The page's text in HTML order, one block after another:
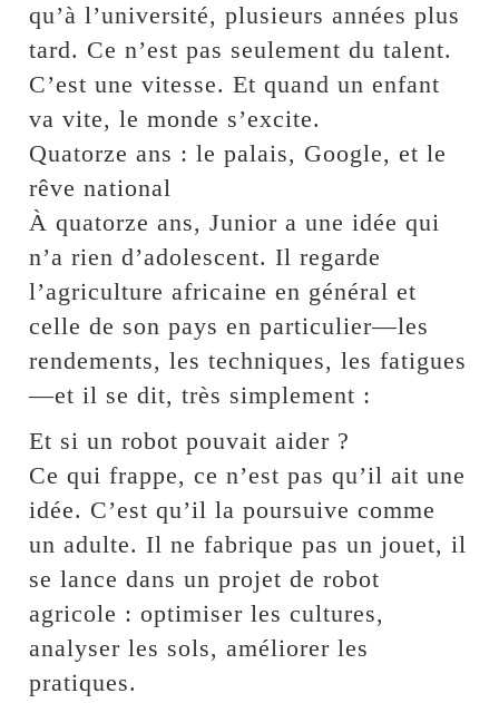
qu’à l’université, plusieurs années plus
tard. Ce n’est pas seulement du talent.
C’est une vitesse. Et quand un enfant
va vite, le monde s’excite.
Quatorze ans : le palais, Google, et le
rêve national
À quatorze ans, Junior a une idée qui
n’a rien d’adolescent. Il regarde
l’agriculture africaine en général et
celle de son pays en particulier—les
rendements, les techniques, les fatigues
—et il se dit, très simplement :
Et si un robot pouvait aider ?
Ce qui frappe, ce n’est pas qu’il ait une
idée. C’est qu’il la poursuive comme
un adulte. Il ne fabrique pas un jouet, il
se lance dans un projet de robot
agricole : optimiser les cultures,
analyser les sols, améliorer les
pratiques.